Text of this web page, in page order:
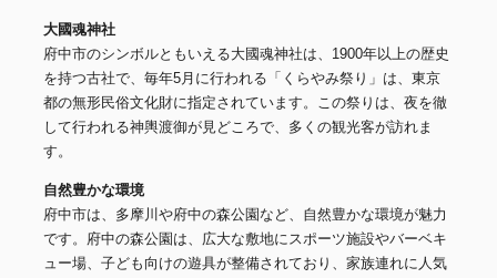
大國魂神社
府中市のシンボルともいえる大國魂神社は、1900年以上の歴史
を持つ古社で、毎年5月に行われる「くらやみ祭り」は、東京
都の無形民俗文化財に指定されています。この祭りは、夜を徹
して行われる神輿渡御が見どころで、多くの観光客が訪れま
す。
自然豊かな環境
府中市は、多摩川や府中の森公園など、自然豊かな環境が魅力
です。府中の森公園は、広大な敷地にスポーツ施設やバーベキ
ュー場、子ども向けの遊具が整備されており、家族連れに人気